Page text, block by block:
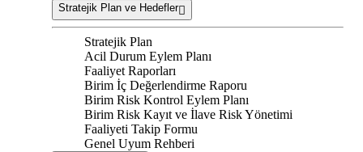
Stratejik Plan ve Hedefler
Stratejik Plan
Acil Durum Eylem Planı
Faaliyet Raporları
Birim İç Değerlendirme Raporu
Birim Risk Kontrol Eylem Planı
Birim Risk Kayıt ve İlave Risk Yönetimi
Faaliyeti Takip Formu
Genel Uyum Rehberi